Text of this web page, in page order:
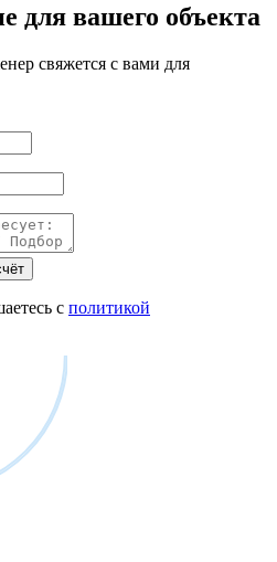
для вашего объекта
свяжется с вами для
с политикой